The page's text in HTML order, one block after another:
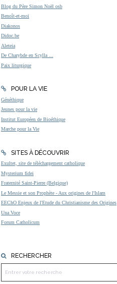
Blog du Père Simon Noël osb
Benoît-et-moi
Diakonos
Didoc.be
Aleteia
De Charybde en Scylla ...
Paix liturgique
POUR LA VIE
Généthique
Jeunes pour la vie
Institut Européen de Bioéthique
Marche pour la Vie
SITES À DÉCOUVRIR
Exultet, site de téléchargement catholique
Mysterium fidei
Fraternité Saint-Pierre (Belgique)
Le Messie et son Prophète - Aux origines de l'Islam
EEChO Enjeux de l'Etude du Christianisme des Origines
Una Voce
Forum Catholicum
RECHERCHER